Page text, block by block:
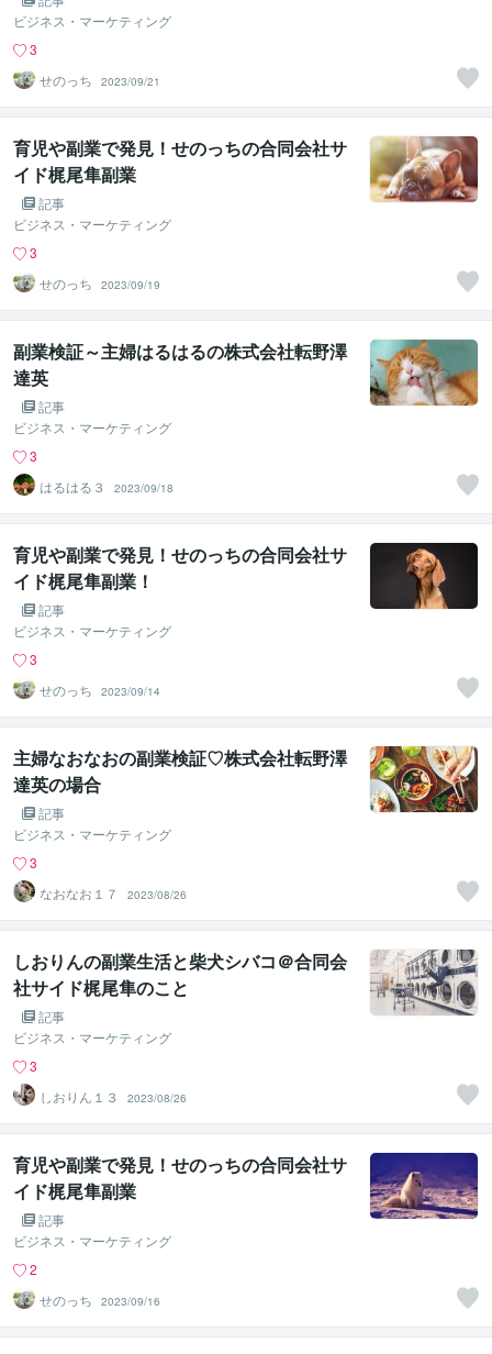
ビジネス・マーケティング
3
せのっち
2023/09/21
育児や副業で発見！せのっちの合同会社サ
イド梶尾隼副業
記事
ビジネス・マーケティング
3
せのっち
2023/09/19
副業検証～主婦はるはるの株式会社転野澤
達英
記事
ビジネス・マーケティング
3
はるはる３
2023/09/18
育児や副業で発見！せのっちの合同会社サ
イド梶尾隼副業！
記事
ビジネス・マーケティング
3
せのっち
2023/09/14
主婦なおなおの副業検証♡株式会社転野澤
達英の場合
記事
ビジネス・マーケティング
3
なおなお１７
2023/08/26
しおりんの副業生活と柴犬シバコ＠合同会
社サイド梶尾隼のこと
記事
ビジネス・マーケティング
3
しおりん１３
2023/08/26
育児や副業で発見！せのっちの合同会社サ
イド梶尾隼副業
記事
ビジネス・マーケティング
2
せのっち
2023/09/16